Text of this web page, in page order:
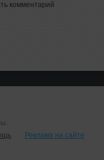
комментарий
Реклама на сайте